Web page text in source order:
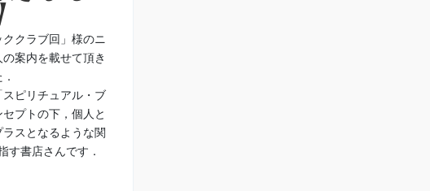
クラブ回」様のニ
案内を載せて頂き
ピリチュアル・ブ
プトの下，個人と
スとなるような関
す書店さんです．